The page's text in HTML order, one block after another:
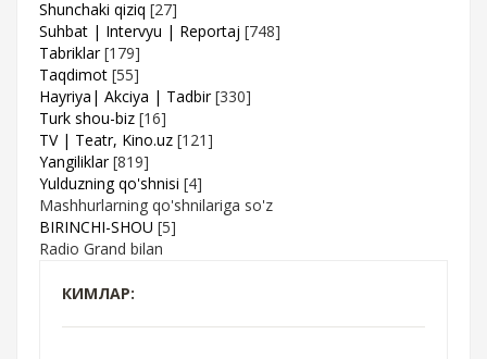
Shunchaki qiziq [27]
Suhbat | Intervyu | Reportaj [748]
Tabriklar [179]
Taqdimot [55]
Hayriya| Akciya | Tadbir [330]
Turk shou-biz [16]
TV | Teatr, Kino.uz [121]
Yangiliklar [819]
Yulduzning qo'shnisi [4]
Mashhurlarning qo'shnilariga so'z
BIRINCHI-SHOU [5]
Radio Grand bilan
КИМЛАР: